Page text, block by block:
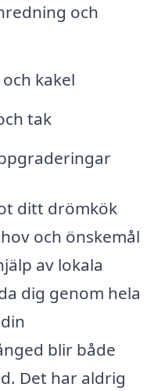
och
kakel
tak
ditt drömkök
och önskemål
av lokala
dig genom hela
blir både
Det har aldrig